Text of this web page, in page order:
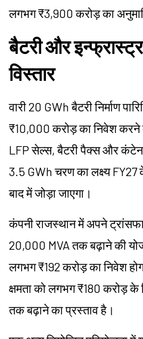
लगभग ₹3,900 करोड़ का
बैटरी और
विस्तार
वारी 20 GWh बैटरी निर्माण
₹10,000 करोड़ का निवेश करने
LFP सेल्स, बैटरी पैक्स और
3.5 GWh चरण का लक्ष्य
बाद में जोड़ा जाएगा।
कंपनी राजस्थान में अपने
20,000 MVA तक बढ़ाने की
लगभग ₹192 करोड़ का निवेश
क्षमता को लगभग ₹180 करोड़
तक बढ़ाने का प्रस्ताव है।